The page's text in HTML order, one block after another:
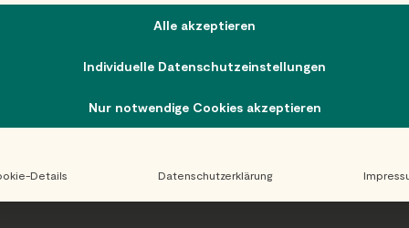
Alle akzeptieren
Individuelle Datenschutzeinstellungen
Nur notwendige Cookies akzeptieren
Details Datenschutzerklärung